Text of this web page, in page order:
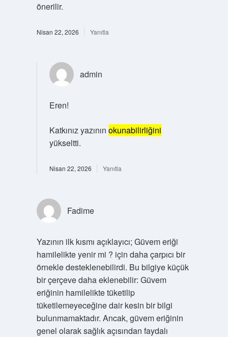
önerilir.
Nisan 22, 2026 Yanıtla
admin
Eren!
Katkınız yazının okunabilirliğini
yükseltti.
Nisan 22, 2026 Yanıtla
Fadime
Yazının ilk kısmı açıklayıcı; Güvem eriği
hamilelikte yenir mi ? için daha çarpıcı bir
örnekle desteklenebilirdi. Bu bilgiye küçük
bir çerçeve daha eklenebilir: Güvem
eriğinin hamilelikte tüketilip
tüketilemeyeceğine dair kesin bir bilgi
bulunmamaktadır. Ancak, güvem eriğinin
genel olarak sağlık açısından faydalı